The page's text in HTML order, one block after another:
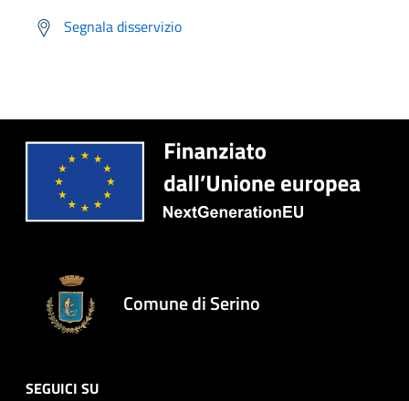
Segnala disservizio
Comune di Serino
SEGUICI SU